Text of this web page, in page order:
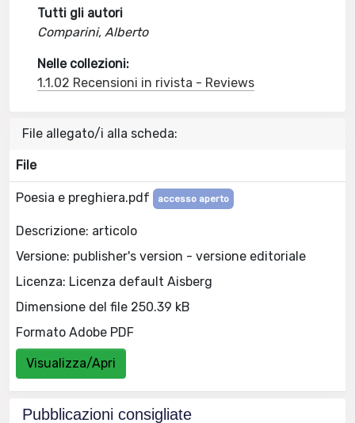
Tutti gli autori
Comparini, Alberto
Nelle collezioni:
1.1.02 Recensioni in rivista - Reviews
File allegato/i alla scheda:
File
Poesia e preghiera.pdf accesso aperto
Descrizione: articolo
Versione: publisher's version - versione editoriale
Licenza: Licenza default Aisberg
Dimensione del file 250.39 kB
Formato Adobe PDF
Visualizza/Apri
Pubblicazioni consigliate